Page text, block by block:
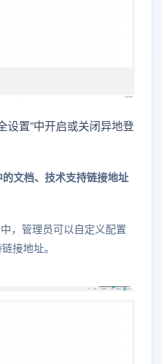
设置”中开启或关闭异地登
文档、技术支持链接地址
，管理员可以自定义配置
接地址。